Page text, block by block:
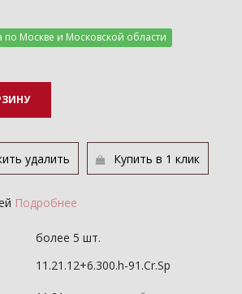
по Москве и Московской области
удалить Купить в 1 клик
Подробнее
более 5 шт.
11.21.12+6.300.h-91.Cr.Sp